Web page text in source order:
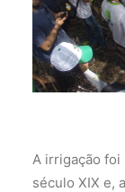
A irrigação foi
século XIX e,